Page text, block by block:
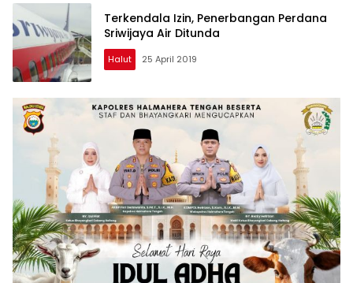
Terkendala Izin, Penerbangan Perdana
Sriwijaya Air Ditunda
Halut 25 April 2019